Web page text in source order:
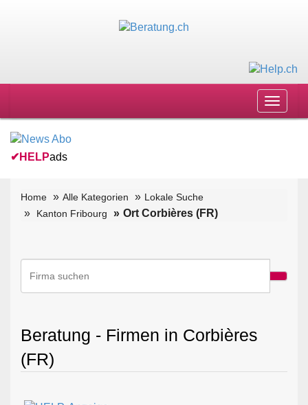
Toggle
✔ HELPads
Home Alle Kategorien
Lokale Suche
Kanton Fribourg
Ort Corbières (FR)
Beratung - Firmen in Corbières
(FR)